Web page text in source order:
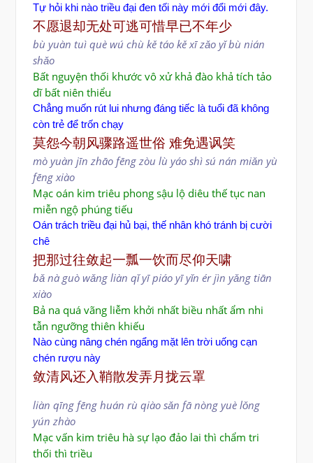
Tự hỏi khi nào triều đại đen tối này mới đổi mới đây.
不愿退却无处可逃可惜早已不年少
bù yuàn tuì què wú chù kě táo kě xī zǎo yǐ bù nián
shǎo
Bất nguyện thối khước vô xử khả đào khả tích tảo
dĩ bất niên thiểu
Chẳng muốn rút lui nhưng đáng tiếc là tuổi đã không
còn trẻ để trốn chạy
莫怨今朝风骤路遥世俗 难免遇讽笑
mò yuàn jīn zhāo fēng zòu lù yáo shì sú nán miǎn yù
fēng xiào
Mạc oán kim triêu phong sậu lộ diêu thế tục nan
miễn ngộ phúng tiếu
Oán trách triều đại hủ bại, thế nhân khó tránh bị cười
chê
把那过往敛起一瓢一饮而尽仰天啸
bǎ nà guò wǎng liàn qǐ yī piáo yī yǐn ér jìn yǎng tiān
xiào
Bả na quá vãng liễm khởi nhất biều nhất ẩm nhi
tẫn ngưỡng thiên khiếu
Nào cùng nâng chén ngẩng mặt lên trời uống cạn
chén rượu này
敛清风还入鞘散发弄月拢云罩
liàn qīng fēng huán rù qiào sǎn fā nòng yuè lǒng
yún zhào
Mạc vấn kim triêu hà sự lạo đảo lai thì chẩm tri
thối thì triều